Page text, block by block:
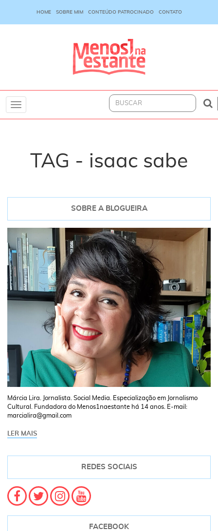
HOME SOBRE MIM CONTEÚDO PATROCINADO CONTATO
Toggle
TAG - isaac sabe
SOBRE A BLOGUEIRA
Márcia Lira. Jornalista. Social Media. Especialização em Jornalismo
Cultural. Fundadora do Menos1naestante há 14 anos. E-mail:
marcialira@gmail.com
LER MAIS
REDES SOCIAIS
FACEBOOK